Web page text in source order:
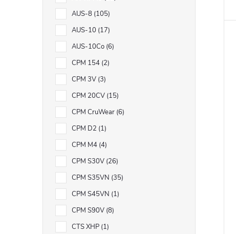
AUS-8 105
AUS-10 17
AUS-10Co 6
CPM 154 2
CPM 3V 3
CPM 20CV 15
CPM CruWear 6
CPM D2 1
CPM M4 4
CPM S30V 26
CPM S35VN 35
CPM S45VN 1
CPM S90V 8
CTS XHP 1